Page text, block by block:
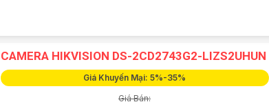
CAMERA HIKVISION DS-2CD2743G2-LIZS2UHUN
Giá Khuyến Mại: 5%-35%
Giá Bán: